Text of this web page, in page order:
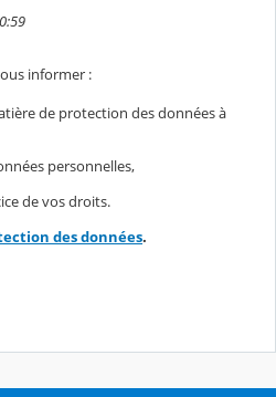
informer :
de protection des données à
personnelles,
de vos droits.
des données.